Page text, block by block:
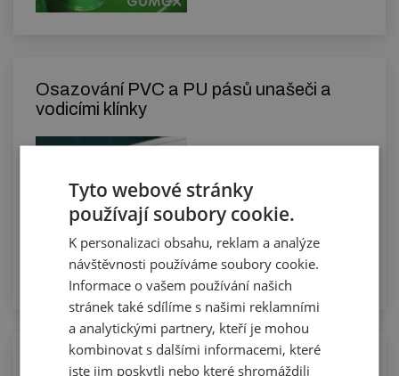
Osazování PVC a PU pásů unašeči a
vodicími klínky
Řezání dopravníkových pásů na
Tyto webové stránky
používají soubory cookie.
K personalizaci obsahu, reklam a analýze
návštěvnosti používáme soubory cookie.
Informace o vašem používání našich
stránek také sdílíme s našimi reklamními
a analytickými partnery, kteří je mohou
kombinovat s dalšími informacemi, které
jste jim poskytli nebo které shromáždili